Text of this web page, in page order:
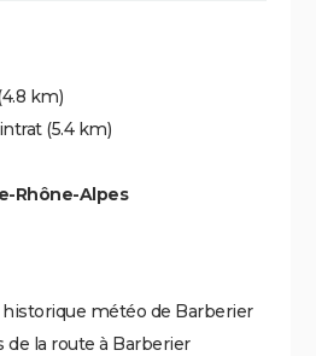
km)
(5.4 km)
Rhône-Alpes
météo de Barberier
de la route à Barberier